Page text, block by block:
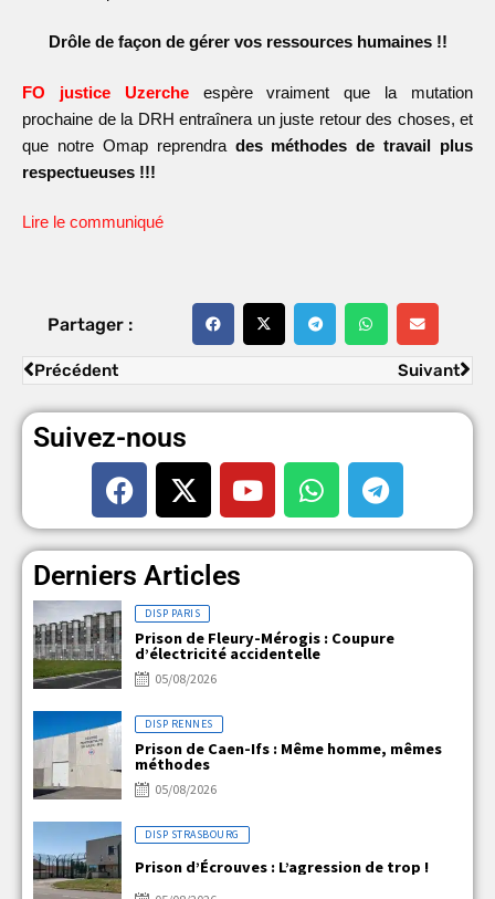
Drôle de façon de gérer vos ressources humaines !!
FO justice Uzercheespère vraiment que la mutation
prochaine de la DRH entraînera un juste retour des choses, et
que notre Omap reprendra des méthodes de travail plus
respectueuses !!!
Lire le communiqué
Partager :
Précédent Suivant
Suivez-nous
Derniers Articles
DISP PARIS
Prison de Fleury-Mérogis : Coupure
d’électricité accidentelle
05/08/2026
DISP RENNES
Prison de Caen-Ifs : Même homme, mêmes
méthodes
05/08/2026
DISP STRASBOURG
Prison d’Écrouves : L’agression de trop !